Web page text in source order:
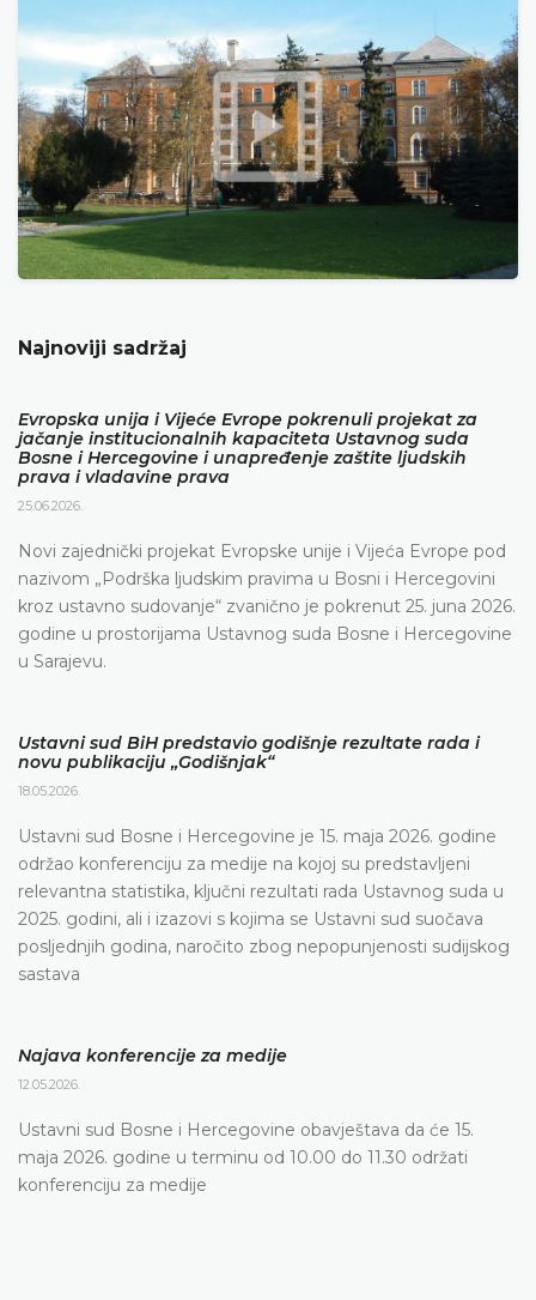
Najnoviji sadržaj
Evropska unija i Vijeće Evrope pokrenuli projekat za
jačanje institucionalnih kapaciteta Ustavnog suda
Bosne i Hercegovine i unapređenje zaštite ljudskih
prava i vladavine prava
25.06.2026.
Novi zajednički projekat Evropske unije i Vijeća Evrope pod
nazivom „Podrška ljudskim pravima u Bosni i Hercegovini
kroz ustavno sudovanje“ zvanično je pokrenut 25. juna 2026.
godine u prostorijama Ustavnog suda Bosne i Hercegovine
u Sarajevu.
Ustavni sud BiH predstavio godišnje rezultate rada i
novu publikaciju „Godišnjak“
18.05.2026.
Ustavni sud Bosne i Hercegovine je 15. maja 2026. godine
održao konferenciju za medije na kojoj su predstavljeni
relevantna statistika, ključni rezultati rada Ustavnog suda u
2025. godini, ali i izazovi s kojima se Ustavni sud suočava
posljednjih godina, naročito zbog nepopunjenosti sudijskog
sastava
Najava konferencije za medije
12.05.2026.
Ustavni sud Bosne i Hercegovine obavještava da će 15.
maja 2026. godine u terminu od 10.00 do 11.30 održati
konferenciju za medije